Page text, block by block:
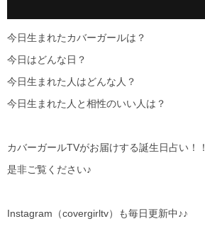
今日生まれたカバーガールは？
今日はどんな日？
今日生まれた人はどんな人？
今日生まれた人と相性のいい人は？
カバーガールTVがお届けする誕生日占い！！
是非ご覧ください♪
Instagram（covergirltv）も毎日更新中♪♪